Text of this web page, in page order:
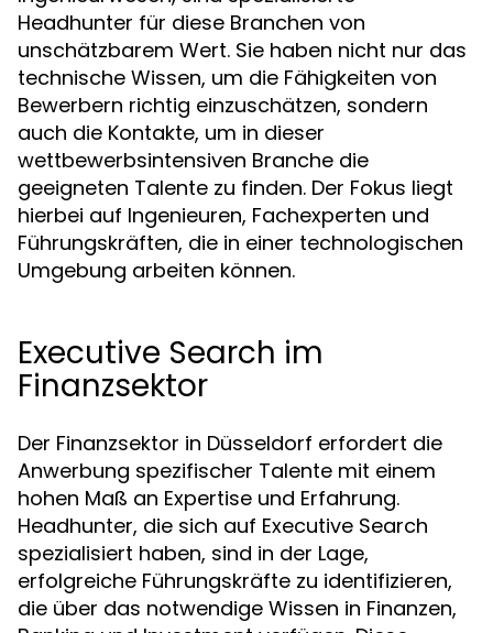
Headhunter für diese Branchen von
unschätzbarem Wert. Sie haben nicht nur das
technische Wissen, um die Fähigkeiten von
Bewerbern richtig einzuschätzen, sondern
auch die Kontakte, um in dieser
wettbewerbsintensiven Branche die
geeigneten Talente zu finden. Der Fokus liegt
hierbei auf Ingenieuren, Fachexperten und
Führungskräften, die in einer technologischen
Umgebung arbeiten können.
Executive Search im
Finanzsektor
Der Finanzsektor in Düsseldorf erfordert die
Anwerbung spezifischer Talente mit einem
hohen Maß an Expertise und Erfahrung.
Headhunter, die sich auf Executive Search
spezialisiert haben, sind in der Lage,
erfolgreiche Führungskräfte zu identifizieren,
die über das notwendige Wissen in Finanzen,